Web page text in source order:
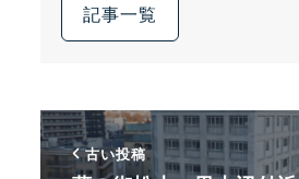
記事一覧
古い投稿